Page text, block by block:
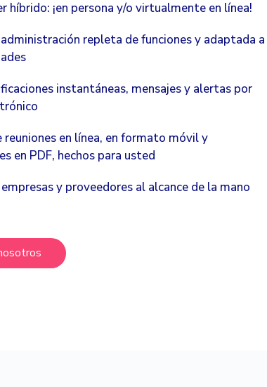
híbrido: ¡en persona y/o virtualmente en línea!
repleta de funciones y adaptada a
instantáneas, mensajes y alertas por
reuniones en línea, en formato móvil y
en PDF, hechos para usted
y proveedores al alcance de la mano